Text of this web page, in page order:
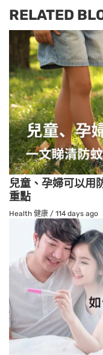
RELATED
兒童、孕婦可以用
重點
Health 健康 / 114 days ago